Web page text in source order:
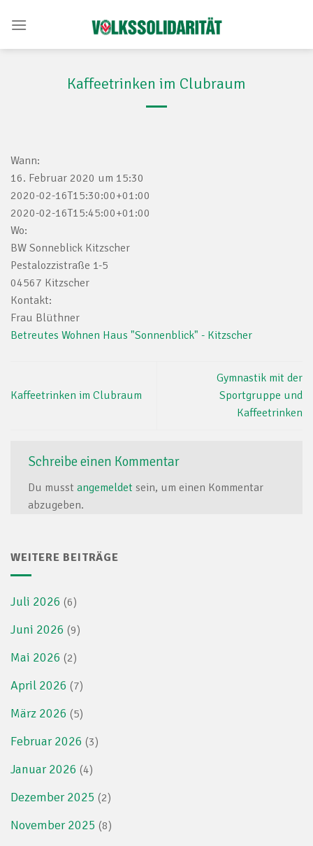
Kaffeetrinken im Clubraum
Wann:
16. Februar 2020 um 15:30
2020-02-16T15:30:00+01:00
2020-02-16T15:45:00+01:00
Wo:
BW Sonneblick Kitzscher
Pestalozzistraße 1-5
04567 Kitzscher
Kontakt:
Frau Blüthner
Betreutes Wohnen Haus "Sonnenblick" - Kitzscher
Kaffeetrinken im Clubraum
Gymnastik mit der
Sportgruppe und
Kaffeetrinken
Schreibe einen Kommentar
Du musst angemeldet sein, um einen Kommentar
abzugeben.
WEITERE BEITRÄGE
Juli 2026 (6)
Juni 2026 (9)
Mai 2026 (2)
April 2026 (7)
März 2026 (5)
Februar 2026 (3)
Januar 2026 (4)
Dezember 2025 (2)
November 2025 (8)